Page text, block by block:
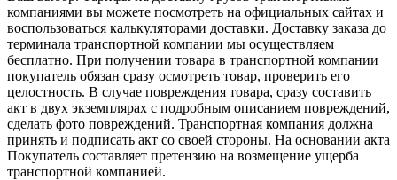
компаниями вы можете посмотреть на официальных сайтах и
воспользоваться калькуляторами доставки. Доставку заказа до
терминала транспортной компании мы осуществляем
бесплатно. При получении товара в транспортной компании
покупатель обязан сразу осмотреть товар, проверить его
целостность. В случае повреждения товара, сразу составить
акт в двух экземплярах с подробным описанием повреждений,
сделать фото повреждений. Транспортная компания должна
принять и подписать акт со своей стороны. На основании акта
Покупатель составляет претензию на возмещение ущерба
транспортной компанией.